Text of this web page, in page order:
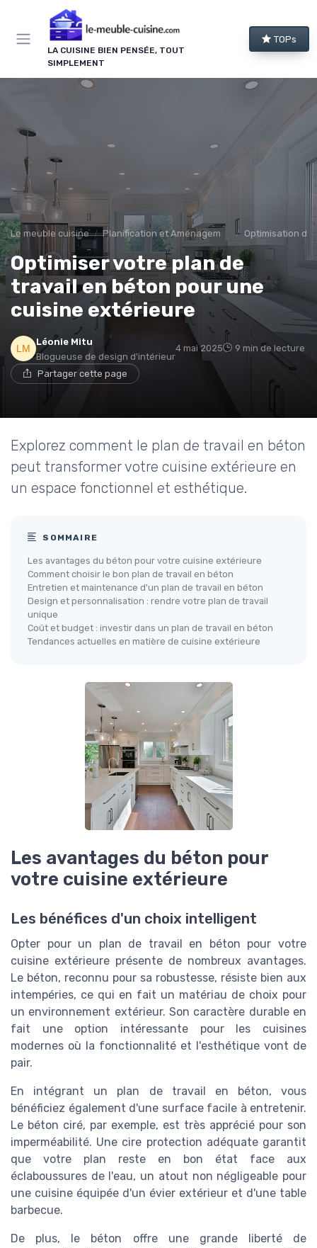
LA CUISINE BIEN PENSÉE, TOUT
SIMPLEMENT
TOPs
Le meuble cuisine Planification et Aménagement Optimisation de
Optimiser votre plan de
travail en béton pour une
cuisine extérieure
Léonie Mitu
Blogueuse de design d'intérieur
4 mai 2025 9 min de lecture
Partager cette page
Explorez comment le plan de travail en béton
peut transformer votre cuisine extérieure en
un espace fonctionnel et esthétique.
SOMMAIRE
Les avantages du béton pour votre cuisine extérieure
Comment choisir le bon plan de travail en béton
Entretien et maintenance d'un plan de travail en béton
Design et personnalisation : rendre votre plan de travail
unique
Coût et budget : investir dans un plan de travail en béton
Tendances actuelles en matière de cuisine extérieure
Les avantages du béton pour
votre cuisine extérieure
Les bénéfices d'un choix intelligent
Opter pour un plan de travail en béton pour votre
cuisine extérieure présente de nombreux avantages.
Le béton, reconnu pour sa robustesse, résiste bien aux
intempéries, ce qui en fait un matériau de choix pour
un environnement extérieur. Son caractère durable en
fait une option intéressante pour les cuisines
modernes où la fonctionnalité et l'esthétique vont de
pair.
En intégrant un plan de travail en béton, vous
bénéficiez également d'une surface facile à entretenir.
Le béton ciré, par exemple, est très apprécié pour son
imperméabilité. Une cire protection adéquate garantit
que votre plan reste en bon état face aux
éclaboussures de l'eau, un atout non négligeable pour
une cuisine équipée d'un évier extérieur et d'une table
barbecue.
De plus, le béton offre une grande liberté de
Panneau de gestion des cookies